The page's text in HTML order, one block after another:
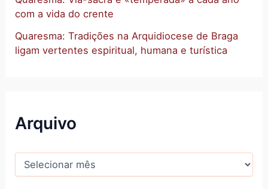
com a vida do crente
Quaresma: Tradições na Arquidiocese de Braga
ligam vertentes espiritual, humana e turística
Arquivo